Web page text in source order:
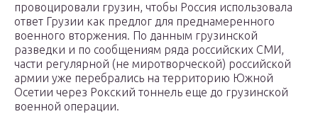
провоцировали грузин, чтобы Россия использовала
ответ Грузии как предлог для преднамеренного
военного вторжения. По данным грузинской
разведки и по сообщениям ряда российских СМИ,
части регулярной (не миротворческой) российской
армии уже перебрались на территорию Южной
Осетии через Рокский тоннель еще до грузинской
военной операции.